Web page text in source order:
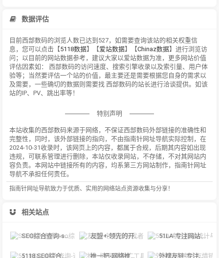
数据评估
目前西部数码的浏览人数已达到527，如需要查询该站的相关权重信
息，您可以点击【5118数据】【爱站数据】【Chinaz数据】进行浏览访
问；以目前的网站数据参考，建议大家以爱站数据为准，更多网站价值
评估因素如： 西部数码的访问速度、搜索引擎收录以及索引量、用户体
验等；当然要评估一个站的价值，最主要还是需要根据您自身的需求以
及需要，一些确切的数据则需要找 西部数码的站长进行洽谈提供。如该
站的IP、PV、跳出率等！
特别声明
本站收集的西部数码来源于网络，不保证西部数码外部链接的准确性和
完整性，同时，该外部链接的指向，不由指南针网址导航实际控制，在
2024-10-31收录时，该网页上的内容，都属于合规，后期其内容如出现
违规，可联系管理进行删除，本站仅收录网站，不存储，不对其网站内
容负责。本网站中链接所有的内容，均系第三方网站制作，指南针网址
导航不承担任何责任。
指南针网址导航致力于优质、实用的网络站点资源收集与分享！
相关站点
SEO综合查询-seo综合查询可以查到该网站在各大搜索引擎的信息，包括收录， 友盟+-领先的开发者服务及数据智能服务商 51LA-专注网站统计与数据分析行业
5118 SEO综合查询-通过对排名各类大数据挖掘,提供关键词挖掘,行业词库,站群权重 推一把-网络推广工具资源 外搜友链-专注友情链接交换、友情链接交易、友情链接查询和友情链接监控